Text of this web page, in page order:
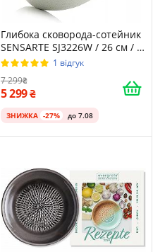
Глибока сковорода-сотейник
SENSARTE SJ3226W / 26 см / з
кришкою та керамічним
покриттям / White
1 відгук
7 299
5 299
ЗНИЖКА -27% до 7.08